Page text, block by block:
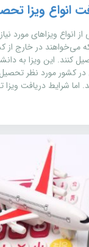
انواع ویزا
انواع ویزاهای مورد
می‌خواهند در خارج از
کنند. این ویزا به
کشور مورد نظر تحصیل
اما شرایط دریافت ویزا